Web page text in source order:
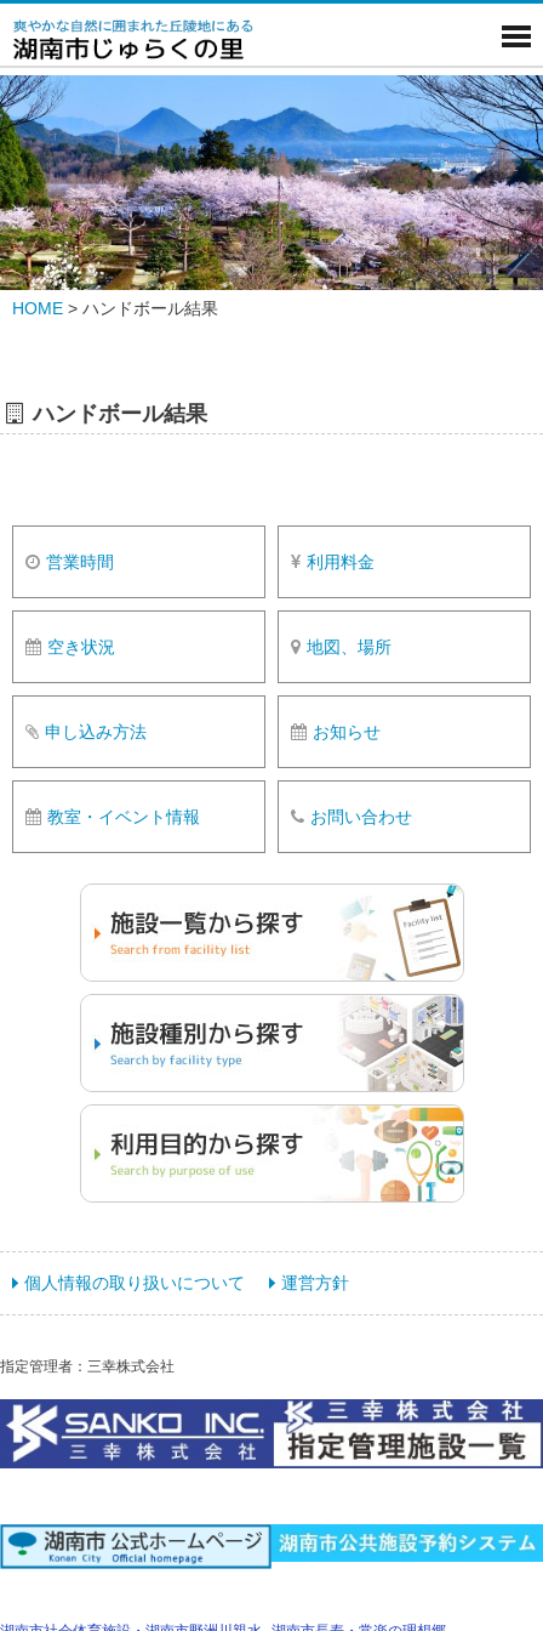
HOME > ハンドボール結果
ハンドボール結果
営業時間 利用料金
空き状況 地図、場所
申し込み方法 お知らせ
教室・イベント情報 お問い合わせ
個人情報の取り扱いについて 運営方針
指定管理者：三幸株式会社